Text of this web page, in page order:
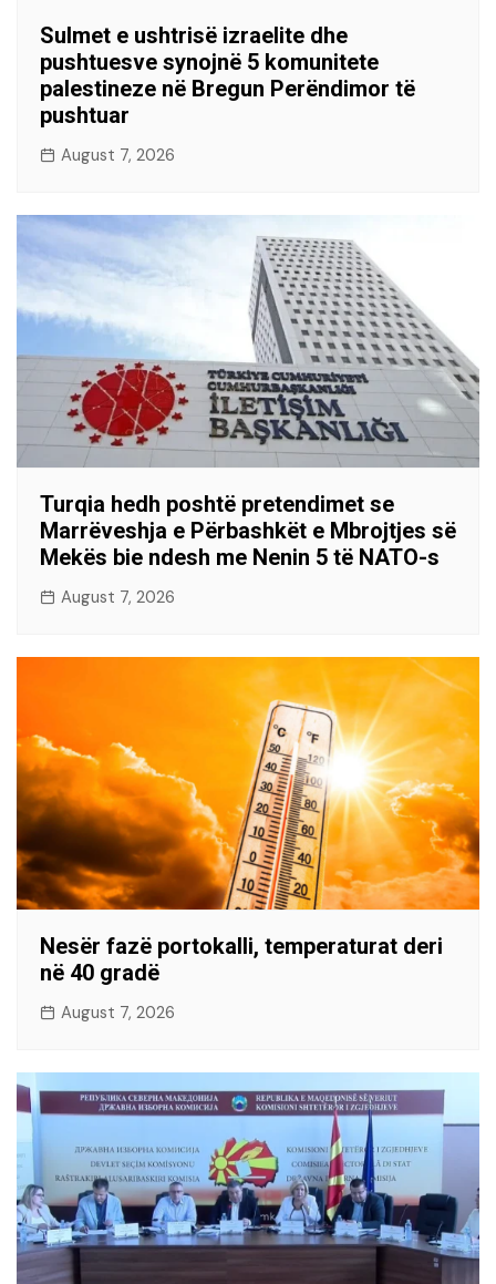
Sulmet e ushtrisë izraelite dhe
pushtuesve synojnë 5 komunitete
palestineze në Bregun Perëndimor të
pushtuar
August 7, 2026
Turqia hedh poshtë pretendimet se
Marrëveshja e Përbashkët e Mbrojtjes së
Mekës bie ndesh me Nenin 5 të NATO-s
August 7, 2026
Nesër fazë portokalli, temperaturat deri
në 40 gradë
August 7, 2026